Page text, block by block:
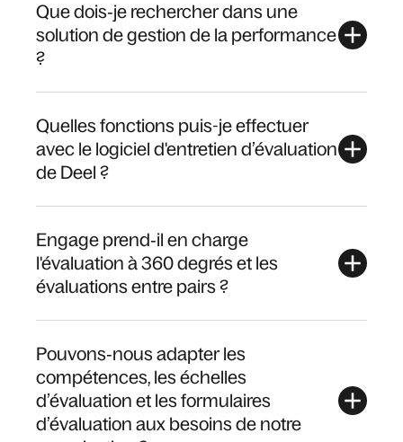
Que dois‑je rechercher dans une
solution de gestion de la performance
?
Quelles fonctions puis-je effectuer
avec le logiciel d'entretien d’évaluation
de Deel ?
Engage prend‑il en charge
l'évaluation à 360 degrés et les
évaluations entre pairs ?
Pouvons‑nous adapter les
compétences, les échelles
d’évaluation et les formulaires
d’évaluation aux besoins de notre